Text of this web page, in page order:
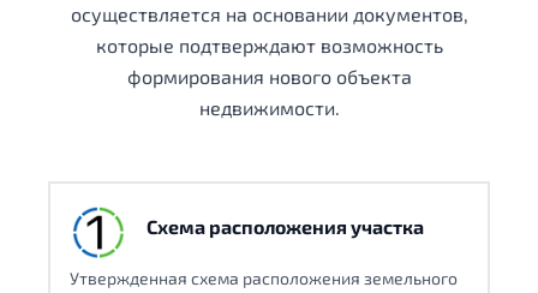
осуществляется на основании документов,
которые подтверждают возможность
формирования нового объекта
недвижимости.
Схема расположения участка
Утвержденная схема расположения земельного